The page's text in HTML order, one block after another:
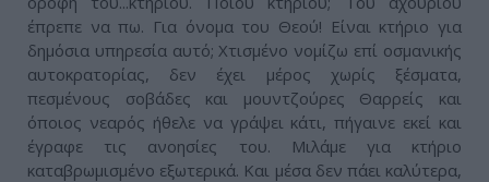
έπρεπε να πω. Για όνομα του Θεού! Είναι κτήριο για
δημόσια υπηρεσία αυτό; Χτισμένο νομίζω επί οσμανικής
αυτοκρατορίας, δεν έχει μέρος χωρίς ξέσματα,
πεσμένους σοβάδες και μουντζούρες Θαρρείς και
όποιος νεαρός ήθελε να γράψει κάτι, πήγαινε εκεί και
έγραφε τις ανοησίες του. Μιλάμε για κτήριο
καταβρωμισμένο εξωτερικά. Και μέσα δεν πάει καλύτερα,